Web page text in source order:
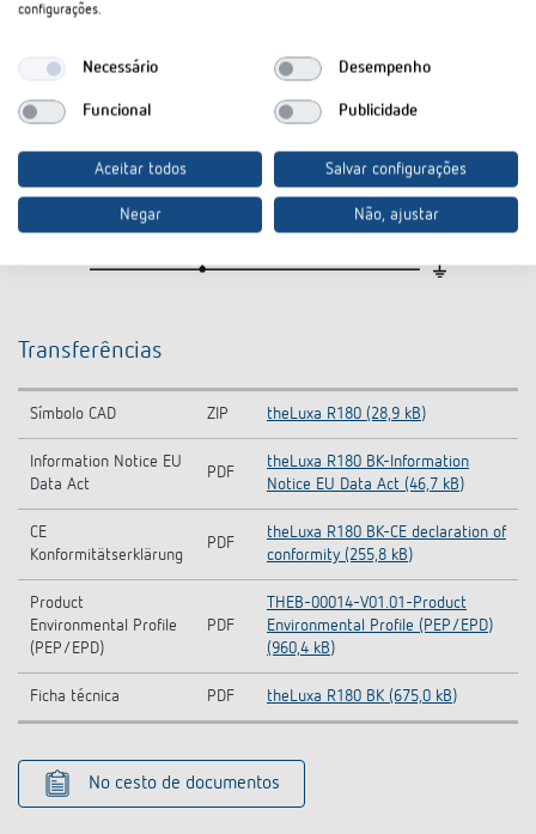
Transferências
Símbolo CAD ZIP theLuxa R180 (28,9 kB)
Information Notice EU
Data Act
PDF
theLuxa R180 BK-Information
Notice EU Data Act (46,7 kB)
CE
Konformitätserklärung
PDF
theLuxa R180 BK-CE declaration of
conformity (255,8 kB)
Product
Environmental Profile
(PEP/EPD)
PDF
THEB-00014-V01.01-Product
Environmental Profile (PEP/EPD)
(960,4 kB)
Ficha técnica PDF theLuxa R180 BK (675,0 kB)
No cesto de documentos
configurações.
Necessário Desempenho
Funcional Publicidade
Aceitar todos Salvar configurações
Negar Não, ajustar